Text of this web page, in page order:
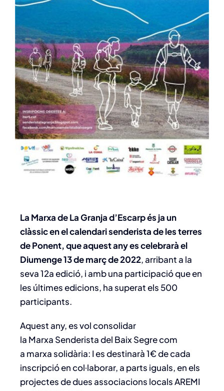
La Marxa de La Granja d’Escarp és ja un
clàssic en el calendari senderista de les terres
de Ponent, que aquest any es celebrarà el
Diumenge 13 de març de 2022, arribant a la
seva 12a edició, i amb una participació que en
les últimes edicions, ha superat els 500
participants.
Aquest any, es vol consolidar
la Marxa Senderista del Baix Segre com
a marxa solidària: I es destinarà 1€ de cada
inscripció en col·laborar, a parts iguals, en els
projectes de dues associacions locals AREMI